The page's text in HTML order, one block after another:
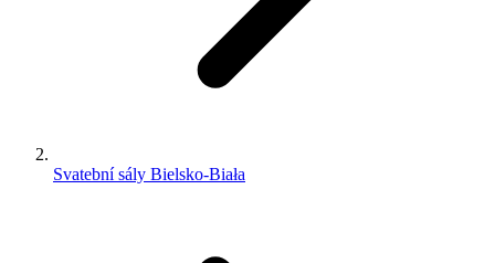
Svatební sály Bielsko-Biała